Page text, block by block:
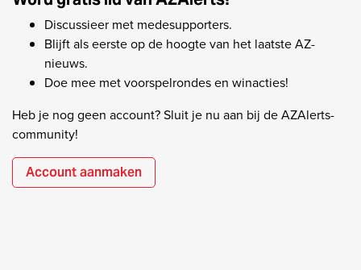
Discussieer met medesupporters.
Blijft als eerste op de hoogte van het laatste AZ-
nieuws.
Doe mee met voorspelrondes en winacties!
Heb je nog geen account? Sluit je nu aan bij de AZAlerts-
community!
Account aanmaken